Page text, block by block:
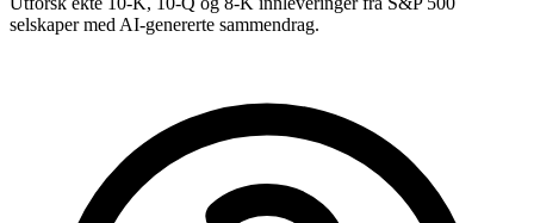
selskaper med AI-genererte sammendrag.